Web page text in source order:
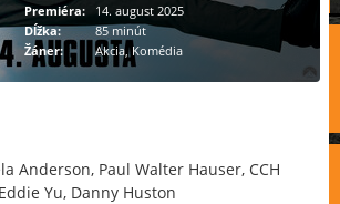
Premiéra:
14. august 2025
Dĺžka:
85 minút
Žáner:
Akcia, Komédia
Anderson, Paul Walter Hauser, CCH
Yu, Danny Huston